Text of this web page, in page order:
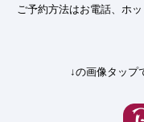
ご予約方法はお電話、ホ
↓の画像タップ